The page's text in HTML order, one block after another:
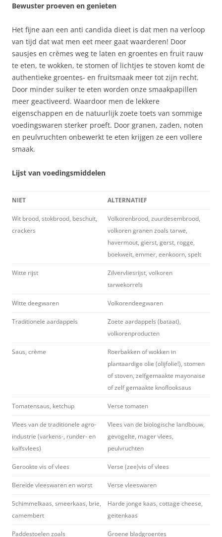
Bewuster proeven en genieten
Het fijne aan een anti candida dieet is dat men na verloop
van tijd dat wat men eet meer gaat waarderen! Door
sausjes en crèmes weg te laten en groentes en fruit rauw
te eten, te wokken, te stomen of lichtjes te stoven komt de
authentieke groentes- en fruitsmaak meer tot zijn recht.
Door minder suiker te eten worden onze smaakpapillen
meer geactiveerd. Waardoor men de lekkere
eigenschappen en de natuurlijk zoete toets van sommige
voedingswaren sterker proeft. Door granen, zaden, noten
en peulvruchten onbewerkt te eten krijgen ze een vollere
smaak.
Lijst van voedingsmiddelen
NIET ALTERNATIEF
Wit brood, stokbrood, beschuit,
crackers
Volkorenbrood, zuurdesembrood,
volkoren granen zoals tarwe,
havermout, gierst, gerst, rogge,
boekweit, emmer, eenkoorn, spelt
Witte rijst
Zilvervliesrijst, volkoren
tarwekorrels
Witte deegwaren Volkorendeegwaren
Traditionele aardappels
Zoete aardappels (bataat),
volkorenproducten
Saus, crème
Roerbakken of wokken in
plantaardige olie (olijfolie!), stomen
of stoven, zelfgemaakte mayonaise
of zelf gemaakte knoflooksaus
Tomatensaus, ketchup Verse tomaten
Vlees van de traditionele agro-
industrie (varkens-, runder- en
kalfsvlees)
Vlees van de biologische landbouw,
gevogelte, mager vlees,
peulvruchten
Gerookte vis of vlees Verse (zee)vis of vlees
Bereide vleeswaren en worst Verse vleeswaren
Schimmelkaas, smeerkaas, brie,
camembert
Harde jonge kaas, cottage cheese,
geitenkaas
Paddestoelen zoals Groene bladgroentes